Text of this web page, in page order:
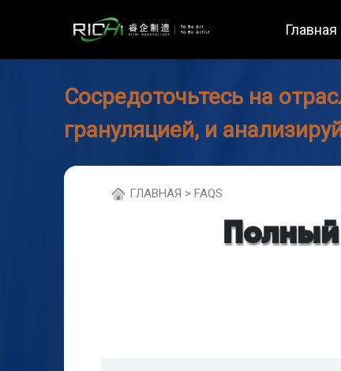
Главная
Сосредоточьтесь на
грануляцией, и
ГЛABHAЯ > FAQS
Полный